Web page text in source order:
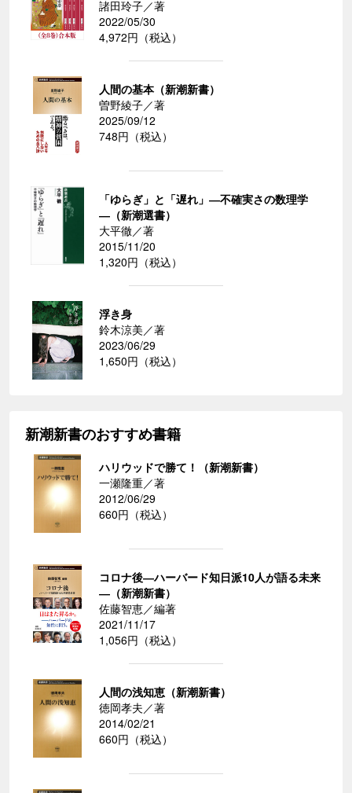
諸田玲子／著
2022/05/30
4,972円（税込）
人間の基本（新潮新書）
曽野綾子／著
2025/09/12
748円（税込）
「ゆらぎ」と「遅れ」―不確実さの数理学
―（新潮選書）
大平徹／著
2015/11/20
1,320円（税込）
浮き身
鈴木涼美／著
2023/06/29
1,650円（税込）
新潮新書のおすすめ書籍
ハリウッドで勝て！（新潮新書）
一瀬隆重／著
2012/06/29
660円（税込）
コロナ後―ハーバード知日派10人が語る未来
―（新潮新書）
佐藤智恵／編著
2021/11/17
1,056円（税込）
人間の浅知恵（新潮新書）
徳岡孝夫／著
2014/02/21
660円（税込）